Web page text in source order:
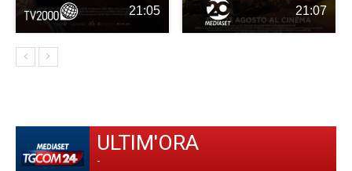
21:05 21:07
ULTIM'ORA
-